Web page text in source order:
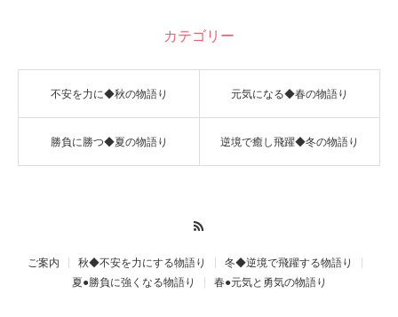
カテゴリー
不安を力に◆秋の物語り 元気になる◆春の物語り
勝負に勝つ◆夏の物語り 逆境で癒し飛躍◆冬の物語り
ご案内 秋◆不安を力にする物語り
冬◆逆境で飛躍する物語り
夏●勝負に強くなる物語り
春●元気と勇気の物語り